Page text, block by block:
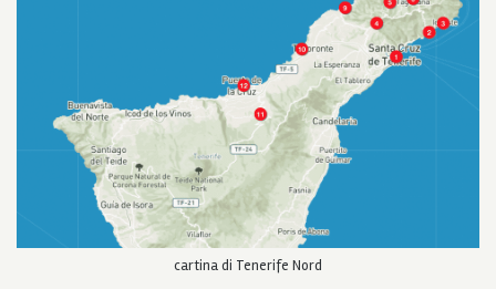
cartina di Tenerife Nord